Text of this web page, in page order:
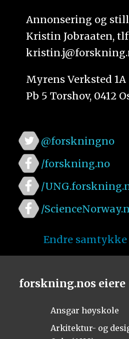
Annonsering og
Kristin Jobraaten, tlf
Myrens Verksted 1A
Pb 5 Torshov, 0412
@forskningno
/forskning.no
/
/
Endre samtykke
forskning.nos eiere
Ansgar høyskole
Arkitektur- og